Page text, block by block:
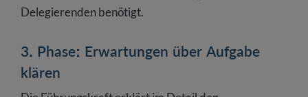
Delegierenden benötigt.
3. Phase: Erwartungen über Aufgabe
klären